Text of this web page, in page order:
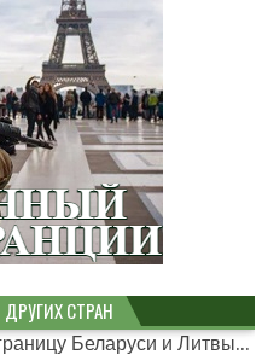
СТРАН
Беларуси и Литвы...